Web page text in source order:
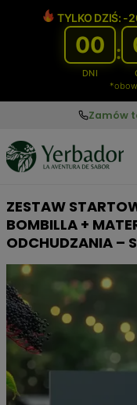
TYLKO DZIŚ: -
00
DNI
:
Zamów
ZESTAW
BOMBILLA +
ODCHUDZANIA –